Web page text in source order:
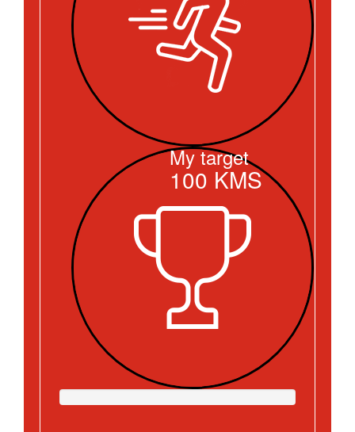
My target
100 KMS